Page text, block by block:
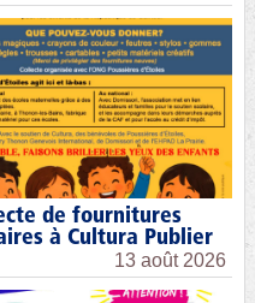
de fournitures
à Cultura Publier
13 août 2026